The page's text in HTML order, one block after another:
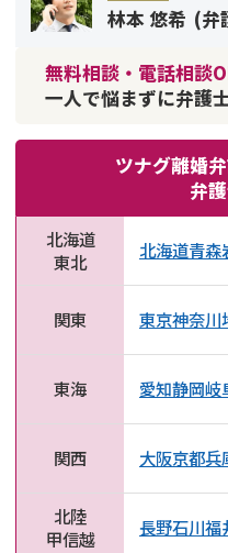
林本 悠希 (弁
無料相談・電話相談
一人で悩まずに弁護
ツナグ離婚
弁
北海道
東北
北海道青森
関東 東京神奈川
東海 愛知静岡岐
関西 大阪京都兵
北陸
甲信越
長野石川福